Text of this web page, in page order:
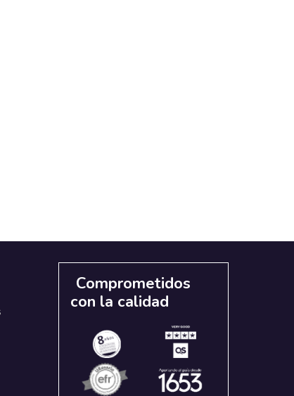
Comprometidos
con la calidad